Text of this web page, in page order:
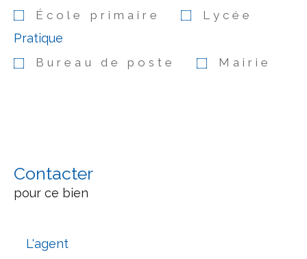
École primaire Lycée
Pratique
Bureau de poste Mairie
Contacter
pour ce bien
L'agent